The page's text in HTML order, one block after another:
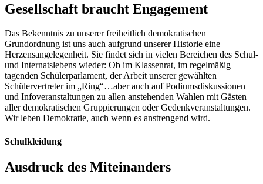
Gesellschaft braucht Engagement
Das Bekenntnis zu unserer freiheitlich demokratischen
Grundordnung ist uns auch aufgrund unserer Historie eine
Herzensangelegenheit. Sie findet sich in vielen Bereichen des Schul-
und Internatslebens wieder: Ob im Klassenrat, im regelmäßig
tagenden Schülerparlament, der Arbeit unserer gewählten
Schülervertreter im „Ring“…aber auch auf Podiumsdiskussionen
und Infoveranstaltungen zu allen anstehenden Wahlen mit Gästen
aller demokratischen Gruppierungen oder Gedenkveranstaltungen.
Wir leben Demokratie, auch wenn es anstrengend wird.
Schulkleidung
Ausdruck des Miteinanders